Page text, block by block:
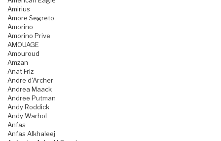
Amirius
Amore Segreto
Amorino
Amorino Prive
AMOUAGE
Amouroud
Amzan
Anat Friz
Andre d'Archer
Andrea Maack
Andree Putman
Andy Roddick
Andy Warhol
Anfas
Anfas Alkhaleej